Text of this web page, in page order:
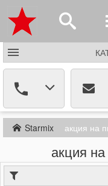
Starmix акция на
акция